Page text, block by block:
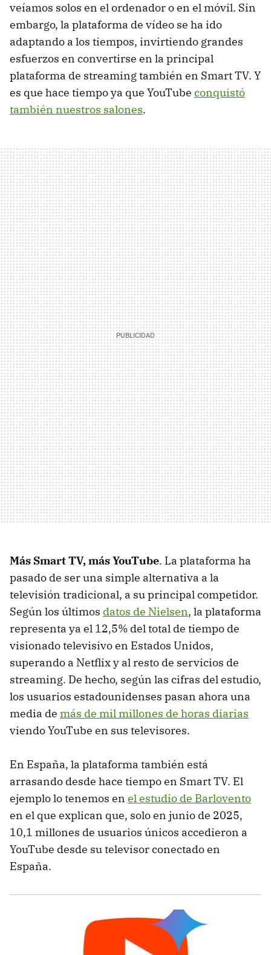
veíamos solos en el ordenador o en el móvil. Sin
embargo, la plataforma de vídeo se ha ido
adaptando a los tiempos, invirtiendo grandes
esfuerzos en convertirse en la principal
plataforma de streaming también en Smart TV. Y
es que hace tiempo ya que YouTube conquistó
también nuestros salones.
Más Smart TV, más YouTube. La plataforma ha
pasado de ser una simple alternativa a la
televisión tradicional, a su principal competidor.
Según los últimos datos de Nielsen, la plataforma
representa ya el 12,5% del total de tiempo de
visionado televisivo en Estados Unidos,
superando a Netflix y al resto de servicios de
streaming. De hecho, según las cifras del estudio,
los usuarios estadounidenses pasan ahora una
media de más de mil millones de horas diarias
viendo YouTube en sus televisores.
En España, la plataforma también está
arrasando desde hace tiempo en Smart TV. El
ejemplo lo tenemos en el estudio de Barlovento
en el que explican que, solo en junio de 2025,
10,1 millones de usuarios únicos accedieron a
YouTube desde su televisor conectado en
España.